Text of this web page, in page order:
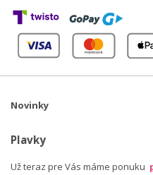
Novinky
Plavky
Už teraz pre Vás máme ponuku